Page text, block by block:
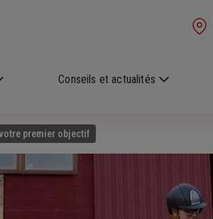
Conseils et actualités
premier objectif